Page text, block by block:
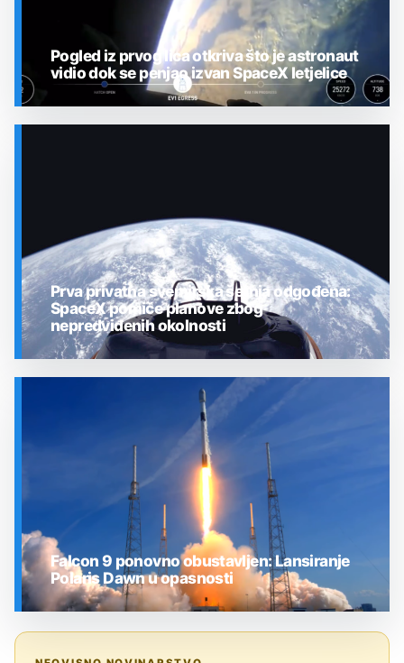
Pogled iz prvog lica otkriva što je astronaut
vidio dok se penjao izvan SpaceX letjelice
Prva privatna svemirska šetnja odgođena:
SpaceX pomiče planove zbog
nepredviđenih okolnosti
Falcon 9 ponovno obustavljen: Lansiranje
Polaris Dawn u opasnosti